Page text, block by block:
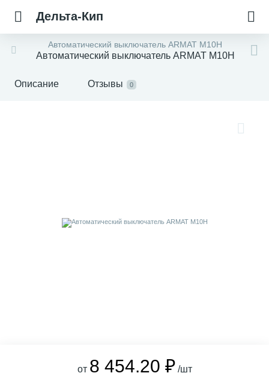
Дельта-Кип
Автоматический выключатель ARMAT M10H
Автоматический выключатель ARMAT M10H
Описание Отзывы 0
от 8 454.20 ₽ /шт